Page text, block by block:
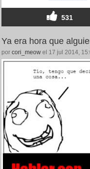
531
Ya era hora que
por cori_meow el 17 jul 2014,